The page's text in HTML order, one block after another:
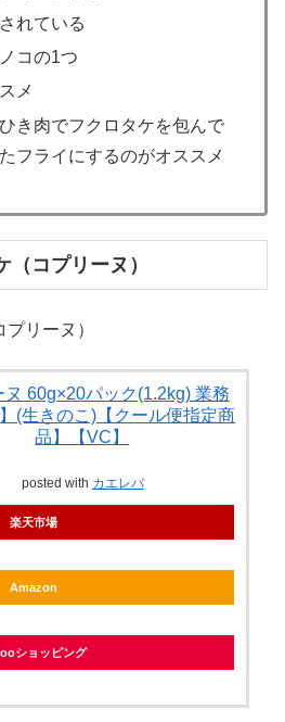
れている
コの1つ
メ
き肉でフクロタケを包んで
フライにするのがオススメ
コプリーヌ）
リーヌ）
ヌ 60g×20パック(1.2kg) 業務
(生きのこ)【クール便指定商
品】【VC】
posted with カエレバ
楽天市場
Amazon
ショッピング